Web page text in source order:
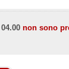
04.00 non sono